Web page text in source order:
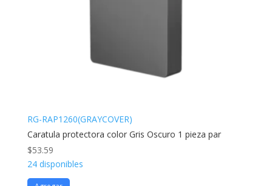
RG-RAP1260(GRAYCOVER)
Caratula protectora color Gris Oscuro 1 pieza par
$53.59
24 disponibles